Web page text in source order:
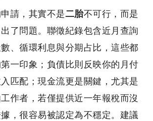
請，其實不是二胎不可行，而是
出了問題。聯徵紀錄包含近月查詢
、循環利息與分期占比，這些都
一印象；負債比則反映你的月付
匹配；現金流更是關鍵，尤其是
作者，若僅提供近一年報稅而沒
，很容易被認定為不穩定。建議